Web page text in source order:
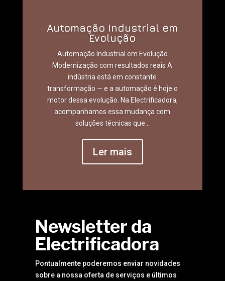
Automação Industrial em
Evolução
Automação Industrial em Evolução
Modernização com resultados reais A
indústria está em constante
transformação — e a automação é hoje o
motor dessa evolução. Na Electrificadora,
acompanhamos essa mudança com
soluções técnicas que...
Ler mais
Newsletter da
Electrificadora
Pontualmente poderemos enviar novidades
sobre a nossa oferta de serviços e últimos